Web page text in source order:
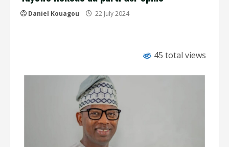
Daniel Kouagou 22 July 2024
45 total views